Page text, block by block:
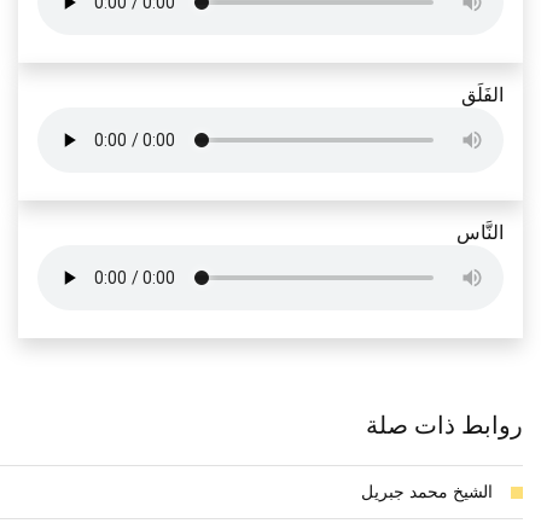
الفَلَق
النَّاس
روابط ذات صلة
الشيخ محمد جبريل